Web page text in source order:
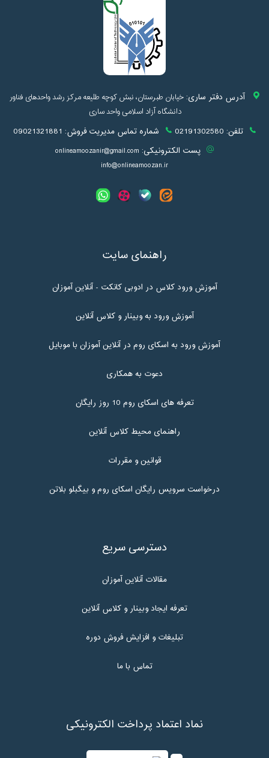
آدرس دفتر ساری:خیابان طبرستان، نبش کوچه طلیعه مرکز رشد واحدهای فناور
دانشگاه آزاد اسلامی واحد ساری
تلفن: 02191302580 شماره تماس مدیریت فروش: 09021321881
پست الکترونیکی: onlineamoozanir@gmail.com
info@onlineamoozan.ir
راهنمای سایت
آموزش ورود کلاس در ادوبی کانکت - آنلاین آموزان
آموزش ورود به وبینار و کلاس آنلاین
آموزش ورود به اسکای روم در آنلاین آموزان با موبایل
دعوت به همکاری
تعرفه های اسکای روم 10 روز رایگان
راهنمای محیط کلاس آنلاین
قوانین و مقررات
درخواست سرویس رایگان اسکای روم و بیگبلو بلاتن
دسترسی سریع
مقالات آنلاین آموزان
تعرفه ایجاد وبینار و کلاس آنلاین
تبلیغات و افزایش فروش دوره
تماس با ما
نماد اعتماد پرداخت الکترونیکی